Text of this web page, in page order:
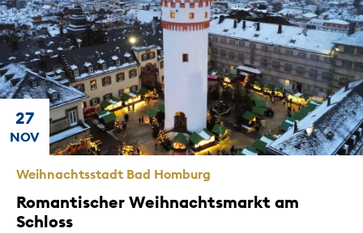
Weihnachtsstadt Bad Homburg
Romantischer Weihnachtsmarkt am
Schloss
27
NOV